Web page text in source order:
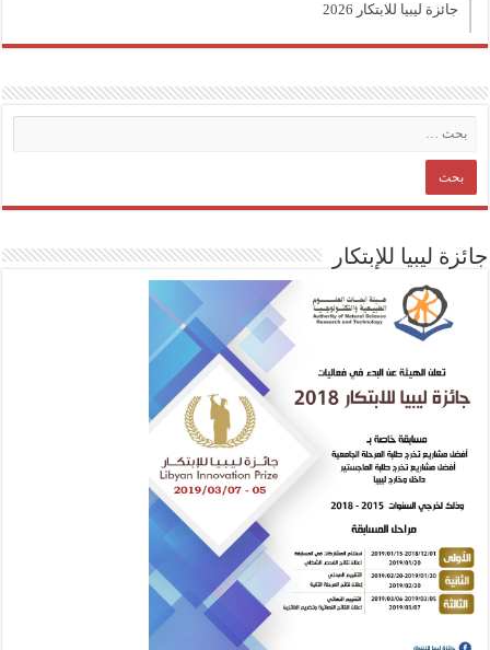
جائزة ليبيا للابتكار 2026
جائزة ليبيا للإبتكار